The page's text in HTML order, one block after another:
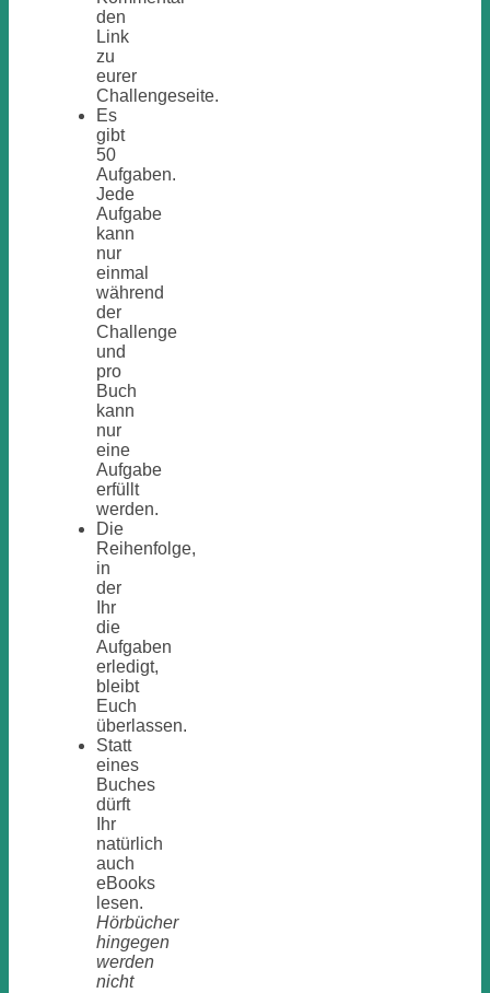
den
Link
zu
eurer
Challengeseite.
Es
gibt
50
Aufgaben.
Jede
Aufgabe
kann
nur
einmal
während
der
Challenge
und
pro
Buch
kann
nur
eine
Aufgabe
erfüllt
werden.
Die
Reihenfolge,
in
der
Ihr
die
Aufgaben
erledigt,
bleibt
Euch
überlassen.
Statt
eines
Buches
dürft
Ihr
natürlich
auch
eBooks
lesen.
Hörbücher
hingegen
werden
nicht